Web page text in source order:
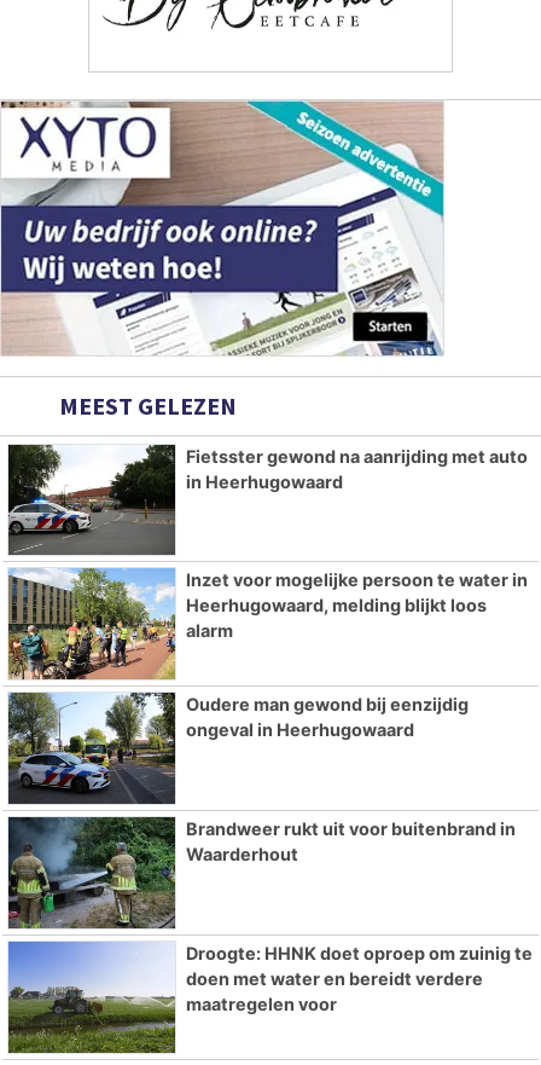
MEEST GELEZEN
Fietsster gewond na aanrijding met auto
in Heerhugowaard
Inzet voor mogelijke persoon te water in
Heerhugowaard, melding blijkt loos
alarm
Oudere man gewond bij eenzijdig
ongeval in Heerhugowaard
Brandweer rukt uit voor buitenbrand in
Waarderhout
Droogte: HHNK doet oproep om zuinig te
doen met water en bereidt verdere
maatregelen voor